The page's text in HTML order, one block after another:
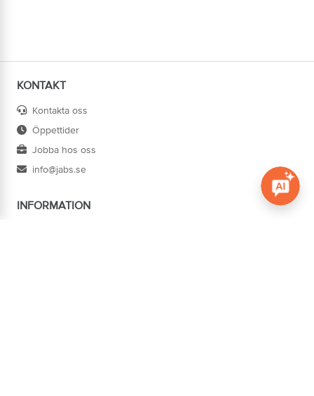
KONTAKT
Kontakta oss
Öppettider
Jobba hos oss
info@jabs.se
INFORMATION